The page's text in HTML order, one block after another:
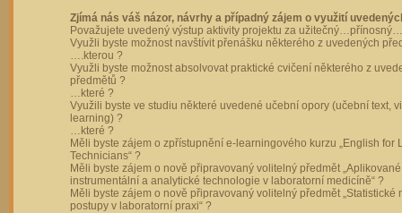
Zjímá nás váš názor, návrhy a případný zájem o využití
Považujete uvedený výstup aktivity projektu za
Využli byste možnost navštívit přenášku některého z uvedených
….kterou ?
Využli byste možnost absolvovat praktické cvičení některého z
předmětů ?
…které ?
Využili byste ve studiu některé uvedené učební opory (učební text,
learning) ?
…které ?
Měli byste zájem o zpřístupnění e-learningového kurzu „English for
Technicians“ ?
Měli byste zájem o nově připravovaný volitelný předmět „Aplikované
instrumentální a analytické technologie v laboratorní medicíně“ ?
Měli byste zájem o nově připravovaný volitelný předmět „Statistické
postupy v laboratorní praxi“ ?